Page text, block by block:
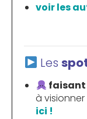
voir les
Les
faisant
à
ici !